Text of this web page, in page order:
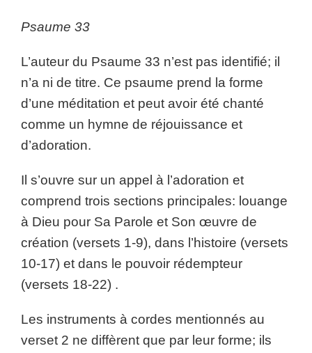
Psaume 33
L’auteur du Psaume 33 n’est pas identifié; il
n’a ni de titre. Ce psaume prend la forme
d’une méditation et peut avoir été chanté
comme un hymne de réjouissance et
d’adoration.
Il s’ouvre sur un appel à l’adoration et
comprend trois sections principales: louange
à Dieu pour Sa Parole et Son œuvre de
création (versets 1-9), dans l’histoire (versets
10-17) et dans le pouvoir rédempteur
(versets 18-22) .
Les instruments à cordes mentionnés au
verset 2 ne diffèrent que par leur forme; ils